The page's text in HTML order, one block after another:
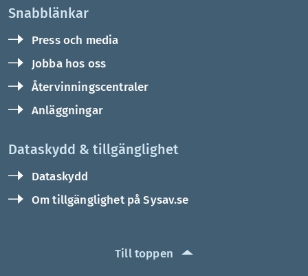
Snabblänkar
Press och media
Jobba hos oss
Återvinningscentraler
Anläggningar
Dataskydd & tillgänglighet
Dataskydd
Om tillgänglighet på Sysav.se
Till toppen